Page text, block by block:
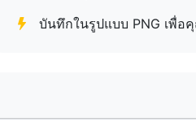
บันทึกในรูปแบบ PNG เพื่